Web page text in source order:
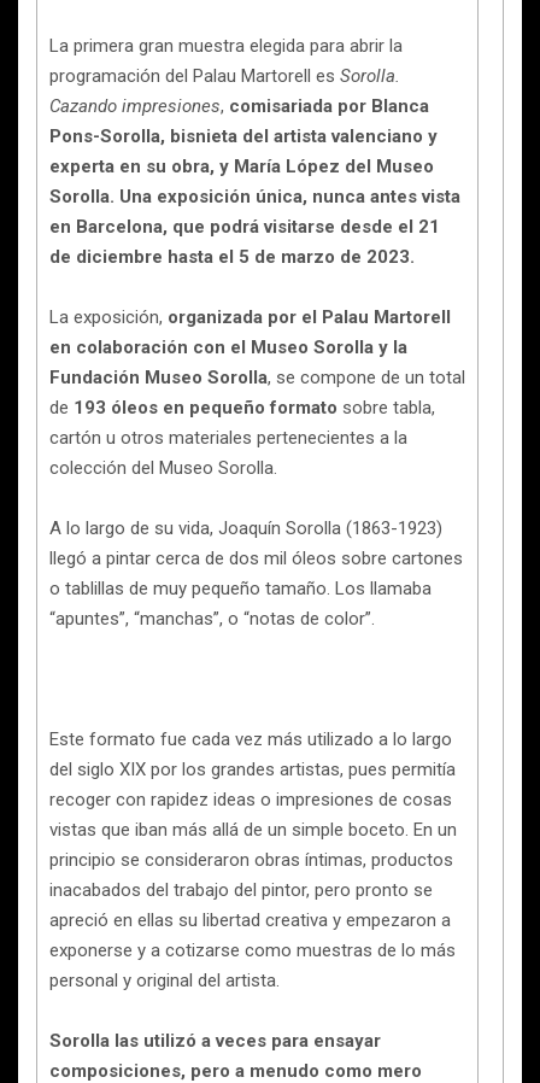
La primera gran muestra elegida para abrir la
programación del Palau Martorell es Sorolla.
Cazando impresiones, comisariada por Blanca
Pons-Sorolla, bisnieta del artista valenciano y
experta en su obra, y María López del Museo
Sorolla. Una exposición única, nunca antes vista
en Barcelona, que podrá visitarse desde el 21
de diciembre hasta el 5 de marzo de 2023.
La exposición, organizada por el Palau Martorell
en colaboración con el Museo Sorolla y la
Fundación Museo Sorolla, se compone de un total
de 193 óleos en pequeño formato sobre tabla,
cartón u otros materiales pertenecientes a la
colección del Museo Sorolla.
A lo largo de su vida, Joaquín Sorolla (1863-1923)
llegó a pintar cerca de dos mil óleos sobre cartones
o tablillas de muy pequeño tamaño. Los llamaba
“apuntes”, “manchas”, o “notas de color”.
Este formato fue cada vez más utilizado a lo largo
del siglo XIX por los grandes artistas, pues permitía
recoger con rapidez ideas o impresiones de cosas
vistas que iban más allá de un simple boceto. En un
principio se consideraron obras íntimas, productos
inacabados del trabajo del pintor, pero pronto se
apreció en ellas su libertad creativa y empezaron a
exponerse y a cotizarse como muestras de lo más
personal y original del artista.
Sorolla las utilizó a veces para ensayar
composiciones, pero a menudo como mero